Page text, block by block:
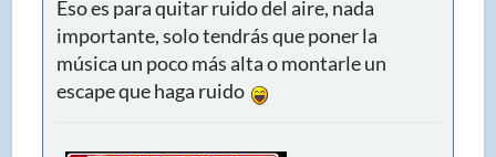
Eso es para quitar ruido del aire, nada
importante, solo tendrás que poner la
música un poco más alta o montarle un
escape que haga ruido